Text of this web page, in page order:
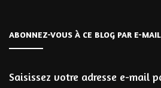
ABONNEZ-VOUS À CE BLOG PAR E-
Saisissez votre adresse e-mail